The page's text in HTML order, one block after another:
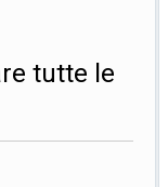
tutte le